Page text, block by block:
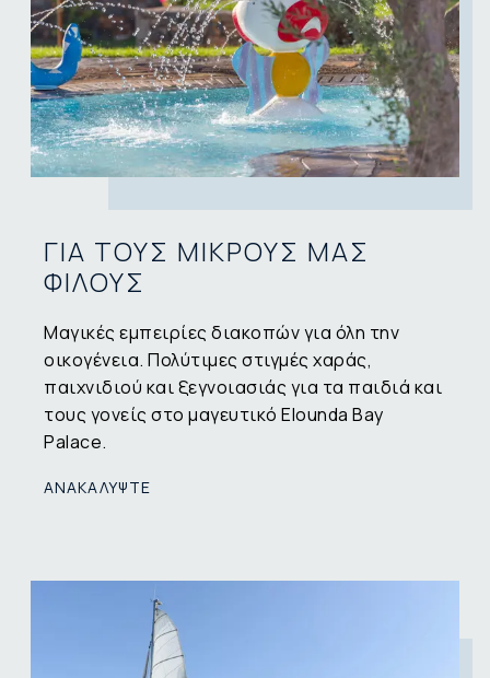
ΓΙΑ ΤΟΥΣ ΜΙΚΡΟΥΣ ΜΑΣ
ΦΙΛΟΥΣ
Μαγικές εμπειρίες διακοπών για όλη την
οικογένεια. Πολύτιμες στιγμές χαράς,
παιχνιδιού και ξεγνοιασιάς για τα παιδιά και
τους γονείς στο μαγευτικό Elounda Bay
Palace.
ΑΝΑΚΑΛΥΨΤΕ